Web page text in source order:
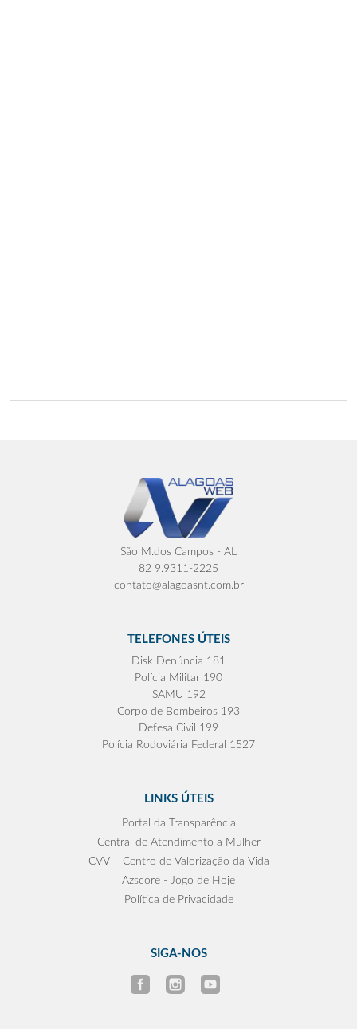
São M.dos Campos - AL
82 9.9311-2225
contato@alagoasnt.com.br
TELEFONES ÚTEIS
Disk Denúncia 181
Polícia Militar 190
SAMU 192
Corpo de Bombeiros 193
Defesa Civil 199
Polícia Rodoviária Federal 1527
LINKS ÚTEIS
Portal da Transparência
Central de Atendimento a Mulher
CVV – Centro de Valorização da Vida
Azscore - Jogo de Hoje
Política de Privacidade
SIGA-NOS